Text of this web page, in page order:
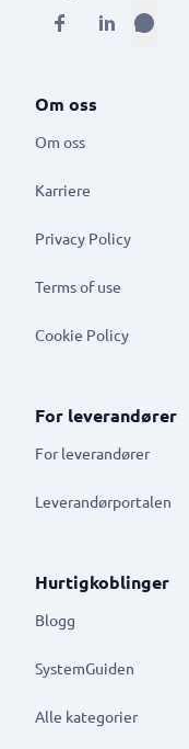
Om oss
Om oss
Karriere
Privacy Policy
Terms of use
Cookie Policy
For leverandører
For leverandører
Leverandørportalen
Hurtigkoblinger
Blogg
SystemGuiden
Alle kategorier